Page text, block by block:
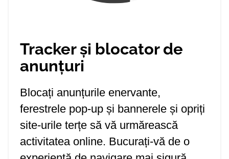
Tracker și blocator de
anunțuri
Blocați anunțurile enervante,
ferestrele pop-up și bannerele și opriți
site-urile terțe să vă urmărească
activitatea online. Bucurați-vă de o